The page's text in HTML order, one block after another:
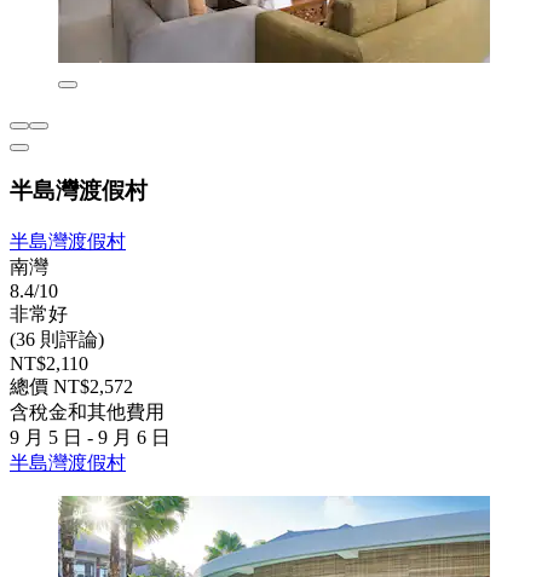
半島灣渡假村
半島灣渡假村
南灣
8.4/10
非常好
(36 則評論)
NT$2,110
總價 NT$2,572
含稅金和其他費用
9 月 5 日 - 9 月 6 日
半島灣渡假村